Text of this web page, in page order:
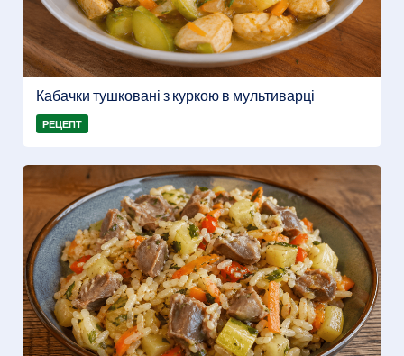
Кабачки тушковані з куркою в мультиварці
РЕЦЕПТ